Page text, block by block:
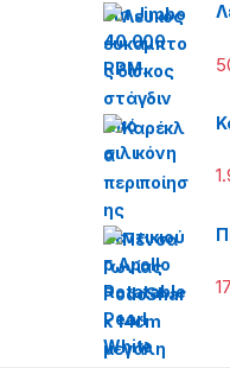
17